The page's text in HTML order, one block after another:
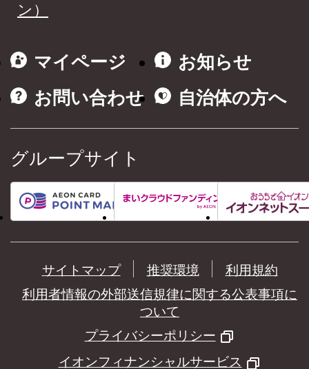
ン）
マイページ
お知らせ
お問い合わせ
自治体の方へ
グループサイト
サイトマップ 推奨環境
利用規約
利用者情報の外部送信規律に関する公表事項に
ついて
プライバシーポリシー
イオンフィナンシャルサービス